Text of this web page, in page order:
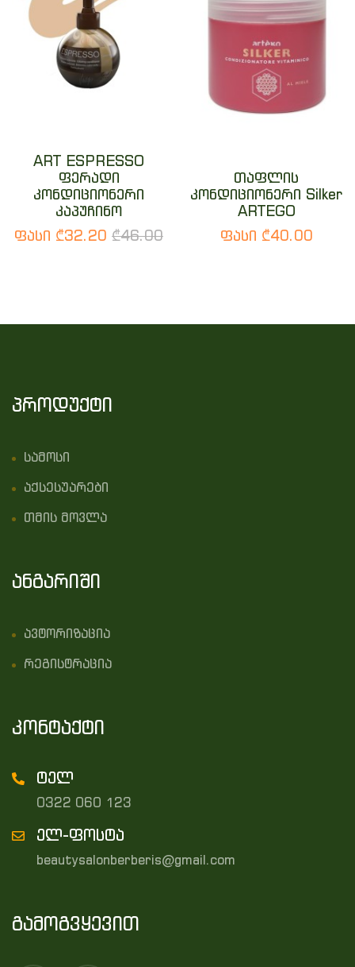
ART ESPRESSO
ფერადი
კონდიციონერი
კაპუჩინო
ფასი ₾32.20 ₾46.00
თაფლის
კონდიციონერი Silker
ARTEGO
ფასი ₾40.00
პროდუქტი
სამოსი
აქსესუარები
თმის მოვლა
ანგარიში
ავტორიზაცია
რეგისტრაცია
კონტაქტი
ტელ
0322 060 123
ელ-ფოსტა
beautysalonberberis@gmail.com
გამოგვყევით